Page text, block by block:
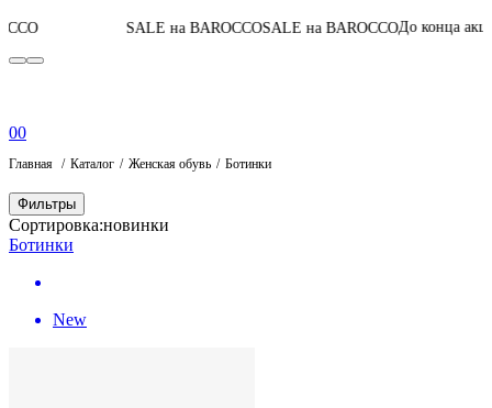
SALE на BAROCCOSALE на BAROCCOДо конца акции06:13:41:54
00
Главная Каталог Женская обувь Ботинки
Фильтры
Сортировка:новинки
Ботинки
New